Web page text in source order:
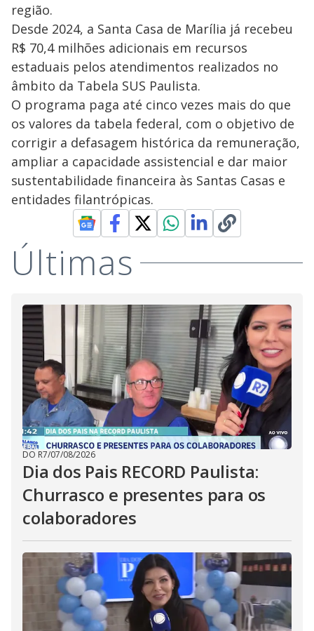
região.
Desde 2024, a Santa Casa de Marília já recebeu
R$ 70,4 milhões adicionais em recursos
estaduais pelos atendimentos realizados no
âmbito da Tabela SUS Paulista.
O programa paga até cinco vezes mais do que
os valores da tabela federal, com o objetivo de
corrigir a defasagem histórica da remuneração,
ampliar a capacidade assistencial e dar maior
sustentabilidade financeira às Santas Casas e
entidades filantrópicas.
Últimas
DO R7/07/08/2026
Dia dos Pais RECORD Paulista:
Churrasco e presentes para os
colaboradores